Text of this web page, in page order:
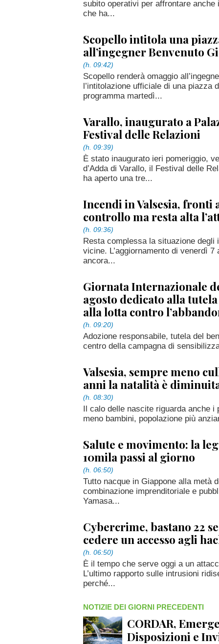
subito operativi per affrontare
che ha...
Scopello intitola una
all’ingegner Benvenuto
(h. 09:42)
Scopello renderà omaggio
l’intitolazione ufficiale di una piazza
programma martedì...
Varallo, inaugurato a
Festival delle Relazioni
(h. 09:39)
È stato inaugurato ieri pomeriggio,
d’Adda di Varallo, il Festival delle
ha aperto una tre...
Incendi in Valsesia, fronti
controllo ma resta alta
(h. 09:36)
Resta complessa la situazione degli
vicine. L’aggiornamento di venerdì
ancora...
Giornata Internazionale
agosto dedicato alla
alla lotta contro
(h. 09:20)
Adozione responsabile, tutela del
centro della campagna di
Valsesia, sempre meno
anni la natalità è
(h. 08:30)
Il calo delle nascite riguarda anche
meno bambini, popolazione più
Salute e movimento: la
10mila passi al giorno
(h. 06:50)
Tutto nacque in Giappone alla metà
combinazione imprenditoriale e
Yamasa...
Cybercrime, bastano 22
cedere un accesso agli
(h. 06:50)
È il tempo che serve oggi a un
L’ultimo rapporto sulle intrusioni
perché...
NOTIZIE DEI GIORNI PRECEDENTI
CORDAR,
Disposizioni e